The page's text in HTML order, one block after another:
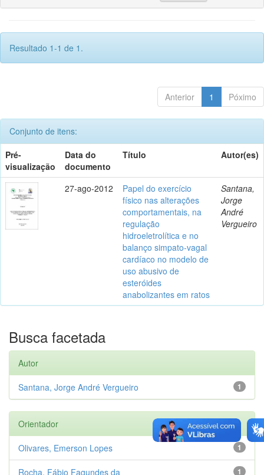
Resultado 1-1 de 1.
Anterior 1 Póximo
Conjunto de itens:
Pré-
visualização
Data do
documento
Título Autor(es)
27-ago-2012
Papel do exercício
físico nas alterações
comportamentais, na
regulação
hidroeletrolítica e no
balanço simpato-vagal
cardíaco no modelo de
uso abusivo de
esteróides
anabolizantes em ratos
Santana,
Jorge
André
Vergueiro
Busca facetada
Autor
1
Santana, Jorge André Vergueiro
Orientador
1
Olivares, Emerson Lopes
1
Rocha, Fábio Fagundes da